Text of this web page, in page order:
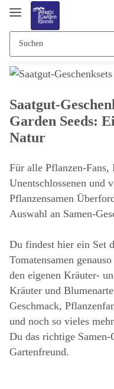
Saatgut-
Garden Seeds:
Natur
Für alle Pflanzen-Fans,
Unentschlossenen und
Pflanzensamen
Auswahl an Samen-
Du findest hier ein Set
Tomatensamen
den eigenen Kräuter-
Kräuter und
Geschmack,
und noch so vieles
Du das richtige
Gartenfreund.